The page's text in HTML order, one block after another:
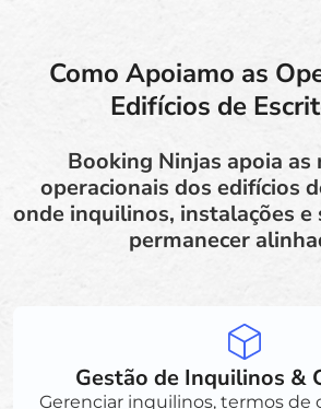
Como Apoiamo as
Edifícios de
Booking Ninjas apoia as
operacionais dos edifícios
onde inquilinos, instalações e
permanecer
Gestão de Inquilinos &
Gerenciar inquilinos, termos de